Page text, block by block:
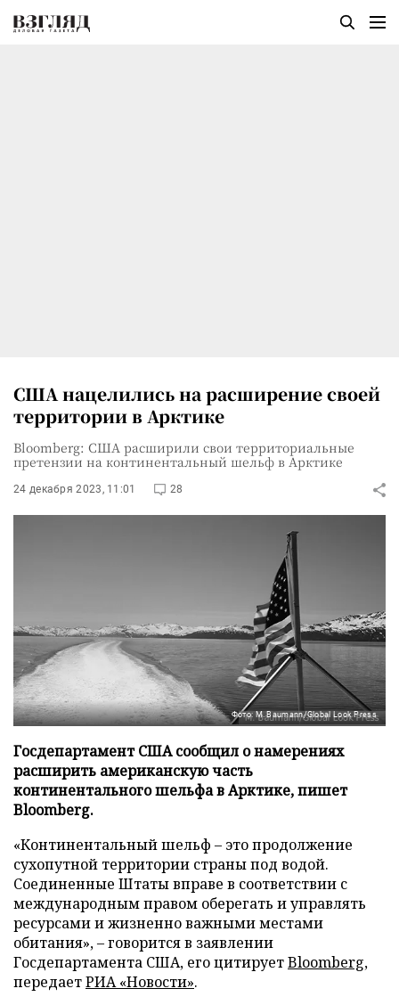
США нацелились на расширение своей
территории в Арктике
Bloomberg: США расширили свои территориальные
претензии на континентальный шельф в Арктике
24 декабря 2023, 11:01 28
Фото: M. Baumann/Global Look Press
Госдепартамент США сообщил о намерениях
расширить американскую часть
континентального шельфа в Арктике, пишет
Bloomberg.
«Континентальный шельф – это продолжение
сухопутной территории страны под водой.
Соединенные Штаты вправе в соответствии с
международным правом оберегать и управлять
ресурсами и жизненно важными местами
обитания», – говорится в заявлении
Госдепартамента США, его цитируетBloomberg,
передаетРИА «Новости».